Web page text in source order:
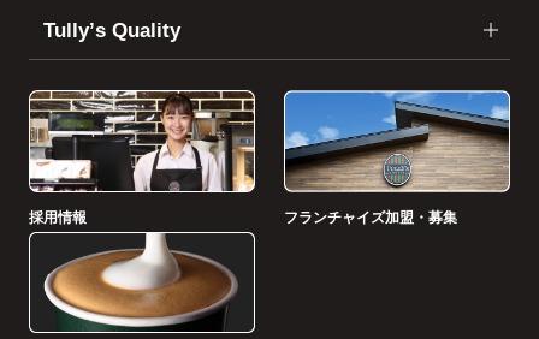
Tullyʼs Quality
採用情報 フランチャイズ加盟・募集